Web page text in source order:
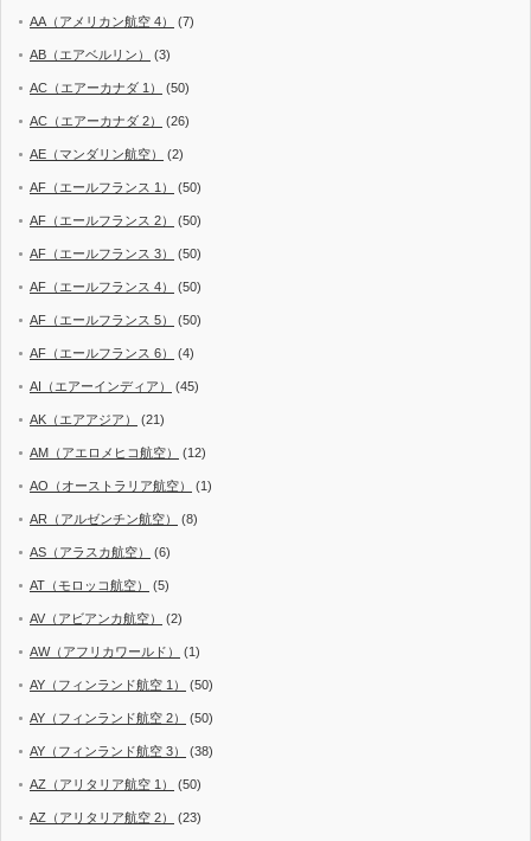
AA（アメリカン航空 4） (7)
AB（エアベルリン） (3)
AC（エアーカナダ 1） (50)
AC（エアーカナダ 2） (26)
AE（マンダリン航空） (2)
AF（エールフランス 1） (50)
AF（エールフランス 2） (50)
AF（エールフランス 3） (50)
AF（エールフランス 4） (50)
AF（エールフランス 5） (50)
AF（エールフランス 6） (4)
AI（エアーインディア） (45)
AK（エアアジア） (21)
AM（アエロメヒコ航空） (12)
AO（オーストラリア航空） (1)
AR（アルゼンチン航空） (8)
AS（アラスカ航空） (6)
AT（モロッコ航空） (5)
AV（アビアンカ航空） (2)
AW（アフリカワールド） (1)
AY（フィンランド航空 1） (50)
AY（フィンランド航空 2） (50)
AY（フィンランド航空 3） (38)
AZ（アリタリア航空 1） (50)
AZ（アリタリア航空 2） (23)